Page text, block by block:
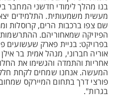
בנו מהלך לימודי חדשני המחבר
מעשית משמעותית. התלמידים
שם צפו ברכבות הרים, קרוסלות
הפיזיקה שמאחוריהם.
בפרויקט: בניית פארק שעשועים
אוריה חברוני, מנהל אמית בר
אחריות והתמדה והגשימו את
המעשה. אנחנו שמחים לקחת חלק
פורצי דרך בתחום המיירקס
בגרות".